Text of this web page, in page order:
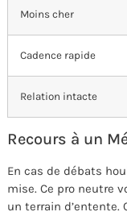
Moins cher
Cadence rapide
Relation intacte
Recours à un
En cas de débats
mise. Ce pro neutre
un terrain